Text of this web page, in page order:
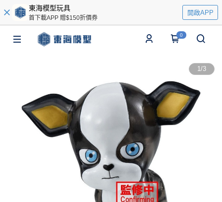
東海模型玩具
首下載APP 贈$150折價券
開啟APP
0
1/3